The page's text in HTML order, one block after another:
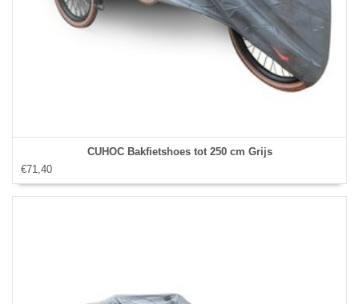
CUHOC Bakfietshoes tot 250 cm Grijs
€71,40